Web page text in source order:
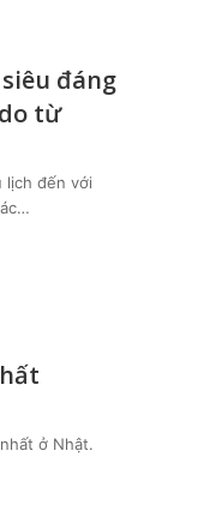
đáng
từ
lịch đến với
ở Nhật.